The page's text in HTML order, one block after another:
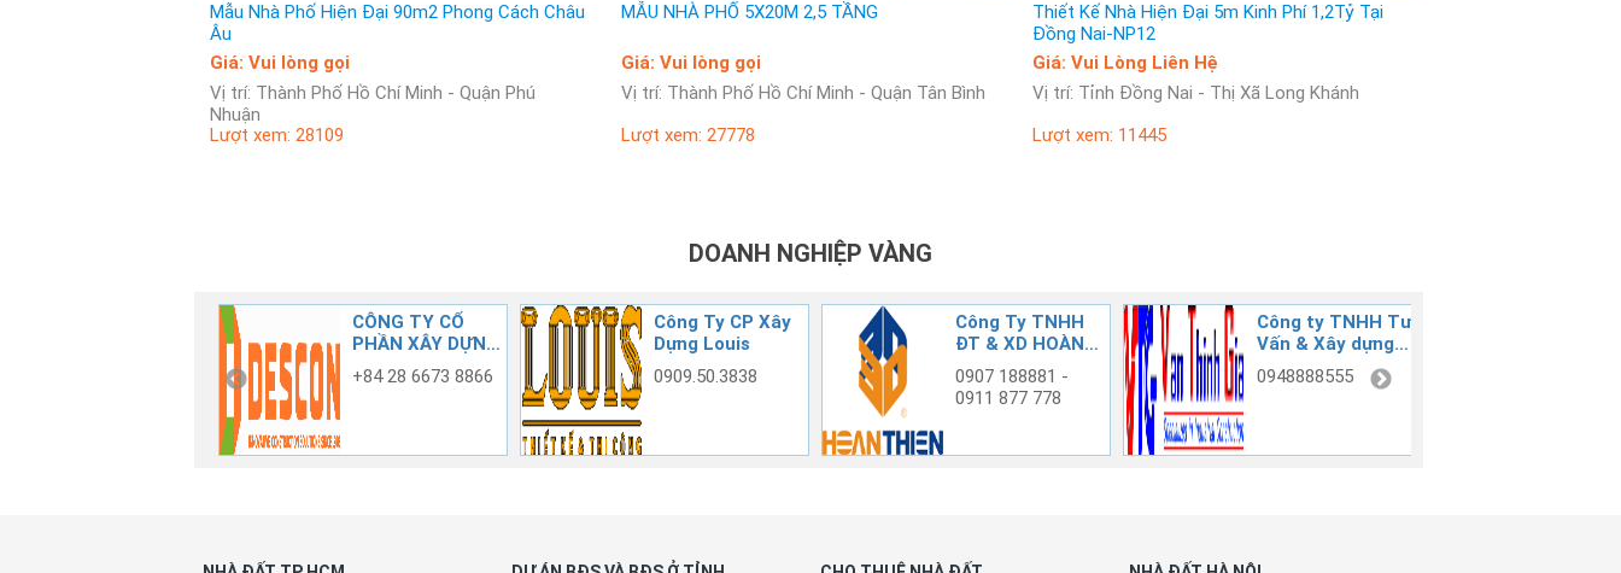
Mẫu Nhà Phố Hiện Đại 90m2 Phong Cách Châu
Âu
Giá: Vui lòng gọi
Vị trí: Thành Phố Hồ Chí Minh - Quận Phú
Nhuận
Lượt xem: 28109
MẪU NHÀ PHỐ 5X20M 2,5 TẦNG
Giá: Vui lòng gọi
Vị trí: Thành Phố Hồ Chí Minh - Quận Tân Bình
Lượt xem: 27778
Thiết Kế Nhà Hiện Đại 5m Kinh Phí 1,2Tỷ Tại
Đồng Nai-NP12
Giá: Vui Lòng Liên Hệ
Vị trí: Tỉnh Đồng Nai - Thị Xã Long Khánh
Lượt xem: 11445
DOANH NGHIỆP VÀNG
CÔNG TY CỔ
PHẦN XÂY DỰNG
CÔNG NGHIỆP
+84 28 6673 8866
Công Ty CP Xây
Dựng Louis
0909.50.3838
Công Ty TNHH
ĐT & XD HOÀN
THIỆN
0907 188881 -
0911 877 778
Công ty TNHH Tư
Vấn & Xây dựng
Vạn Thịnh Gia
0948888555